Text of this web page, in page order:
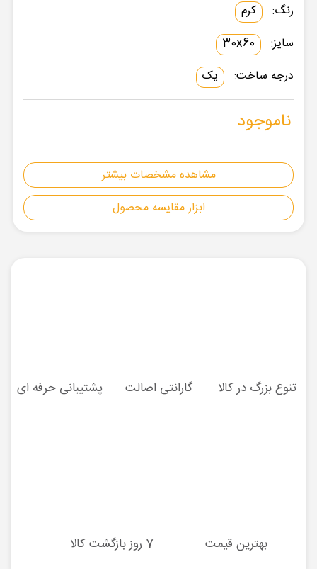
مشاهده مشخصات بیشتر
ابزار مقایسه محصول
رنگ:
کرم
سایز:
30x60
درجه ساخت:
یک
ناموجود
تنوع بزرگ در کالا گارانتی اصالت پشتیبانی حرفه ای
بهترین قیمت 7 روز بازگشت کالا